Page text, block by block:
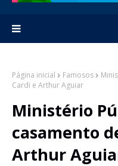
Página inicial Famosos
Cardi e Arthur Aguiar
Ministério
casamento
Arthur